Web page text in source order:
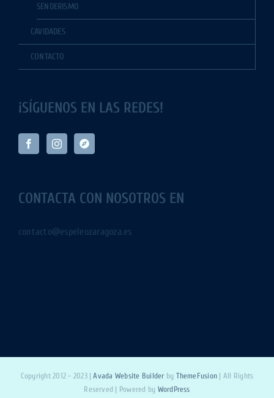
SENDERISMO
CAVIDADES
CONTACTO
¡SÍGUENOS EN LAS REDES!
CONTACTA CON NOSOTROS EN
contacto@espeleozaragoza.es
Copyright 2012 - 2023 |Avada Website Builder by ThemeFusion | All Rights
Reserved | Powered by WordPress